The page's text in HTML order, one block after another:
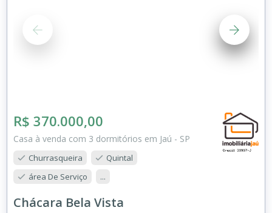
R$ 370.000,00
Casa à venda com 3 dormitórios em Jaú - SP
Churrasqueira
Quintal
área De Serviço
...
Chácara Bela Vista